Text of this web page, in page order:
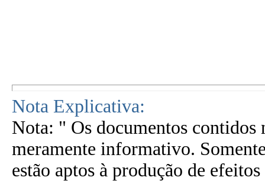
Nota Explicativa:
Nota: " Os documentos contidos
meramente informativo.
estão aptos à produção de